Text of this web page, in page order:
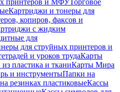
принтеров и МФУТорговое
Картриджи и тонеры для
копиров, факсов и
с жидким
для
для струйных принтеров и
и уроков трудаКарты
пластика и тканиКарты Мира
и инструментыПапки на
резинках пластиковыеКассы